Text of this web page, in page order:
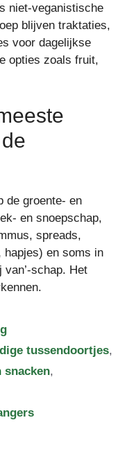
niet-veganistische
blijven traktaties,
voor dagelijkse
opties zoals fruit,
de groente- en
en snoepschap,
spreads,
en soms in
van’-schap. Het
tussendoortjes,
snacken,